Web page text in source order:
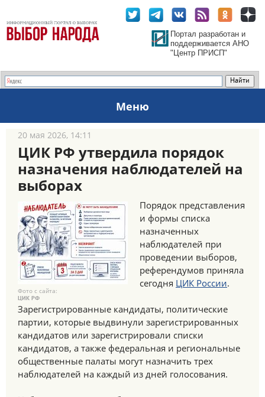
Портал разработан и
поддерживается АНО
"Центр ПРИСП"
Меню
20 мая 2026, 14:11
ЦИК РФ утвердила порядок
назначения наблюдателей на
выборах
Фото с сайта:
ЦИК РФ
Порядок представления
и формы списка
назначенных
наблюдателей при
проведении выборов,
референдумов приняла
сегодня ЦИК России.
Зарегистрированные кандидаты, политические
партии, которые выдвинули зарегистрированных
кандидатов или зарегистрировали списки
кандидатов, а также федеральная и региональные
общественные палаты могут назначить трех
наблюдателей на каждый из дней голосования.